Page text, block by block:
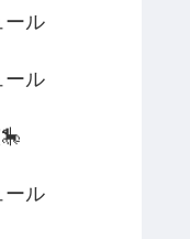
ール
ール
ール